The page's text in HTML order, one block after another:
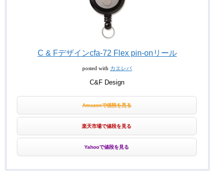
C & Fデザインcfa-72 Flex pin-onリール
posted with カエレバ
C&F Design
Amazonで値段を見る
楽天市場で値段を見る
Yahooで値段を見る